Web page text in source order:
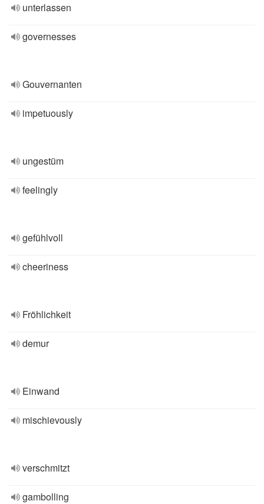
unterlassen
governesses
Gouvernanten
impetuously
ungestüm
feelingly
gefühlvoll
cheeriness
Fröhlichkeit
demur
Einwand
mischievously
verschmitzt
gambolling